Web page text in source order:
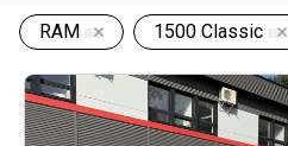
RAM 1500 Classic